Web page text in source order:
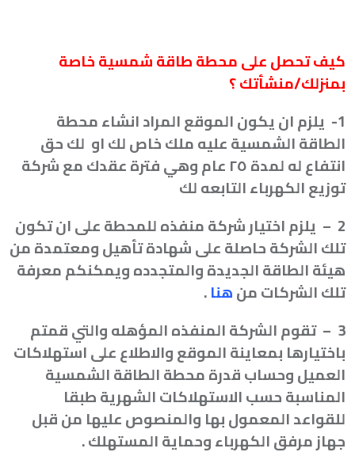
كيف تحصل على محطة طاقة شمسية خاصة
بمنزلك/منشأتك ؟
1- يلزم ان يكون الموقع المراد انشاء محطة
الطاقة الشمسية عليه ملك خاص لك او لك حق
انتفاع له لمدة ٢٥ عام وهي فترة عقدك مع شركة
توزيع الكهرباء التابعه لك
2
– يلزم اختيار شركة منفذه للمحطة على ان تكون
تلك الشركة حاصلة على شهادة تأهيل ومعتمدة من
هيئة الطاقة الجديدة والمتجدده ويمكنكم معرفة
تلك الشركات منهنا.
3
– تقوم الشركة المنفذه المؤهله والتي قمتم
باختيارها بمعاينة الموقع والاطلاع على استهلاكات
العميل وحساب قدرة محطة الطاقة الشمسية
المناسبة حسب الاستهلاكات الشهرية طبقا
للقواعد المعمول بها والمنصوص عليها من قبل
جهاز مرفق الكهرباء وحماية المستهلك.